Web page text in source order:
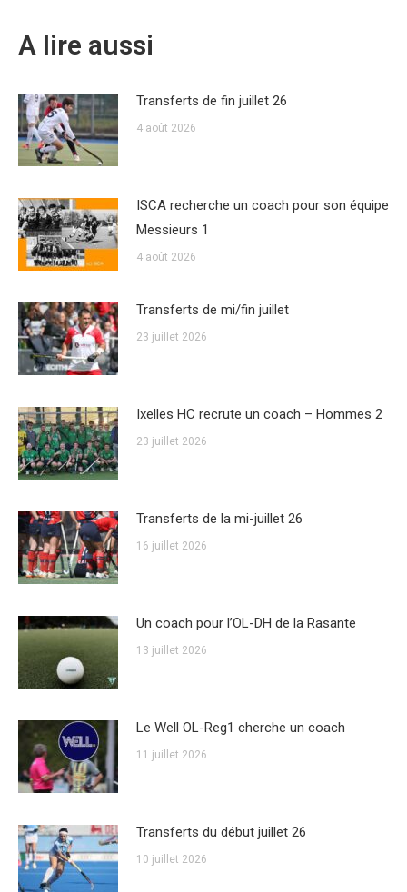
A lire aussi
Transferts de fin juillet 26
4 août 2026
ISCA recherche un coach pour son équipe
Messieurs 1
4 août 2026
Transferts de mi/fin juillet
23 juillet 2026
Ixelles HC recrute un coach – Hommes 2
23 juillet 2026
Transferts de la mi-juillet 26
16 juillet 2026
Un coach pour l’OL-DH de la Rasante
13 juillet 2026
Le Well OL-Reg1 cherche un coach
11 juillet 2026
Transferts du début juillet 26
10 juillet 2026